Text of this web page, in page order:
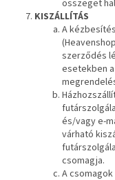
összeget
KISZÁLLÍTÁS
A
szerződés
esetekben
és/vagy e-
várható
csomagja.
A